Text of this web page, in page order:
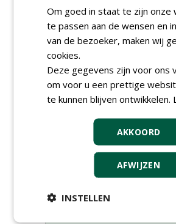
Meld je aan voor onze digitale
Om goed in staat te zijn onze
te passen aan de wensen en
van de bezoeker, maken wij
cookies.
Deze gegevens zijn voor ons
om voor u een prettige
te kunnen blijven ontwikkelen.
AKKOORD
AFWIJZEN
INSTELLEN